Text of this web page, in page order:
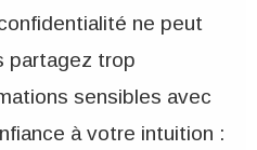
ne peut
partagez trop
sensibles avec
à votre intuition :